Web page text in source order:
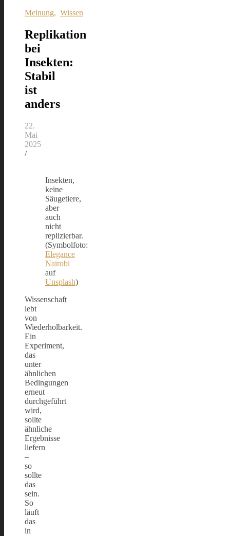
Meinung, Wissen
Replikation
bei
Insekten:
Stabil
ist
anders
22.
Mai
2025
/
Insekten,
keine
Säugetiere,
aber
auch
nicht
replizierbar.
(Symbolfoto:
Elegance
Nairobi
auf
Unsplash)
Wissenschaft
lebt
von
Wiederholbarkeit.
Ein
Experiment,
das
unter
ähnlichen
Bedingungen
erneut
durchgeführt
wird,
sollte
ähnliche
Ergebnisse
liefern
–
so
sollte
das
sein.
So
läuft
das
in